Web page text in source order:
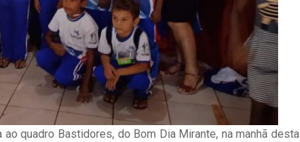
quadro Bastidores, do Bom Dia Mirante, na manhã desta